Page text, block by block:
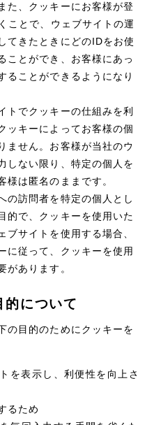
グDX支援
制作
クト／マーケティング代行
ティングまでまるっと代行
ィング
務代行、採用の仕組み作り支援
ディアサイト （39件）
ージ） （28件）
モーションサイト （12件）
ゴ・印刷物） （90件）
ス
（代行支援）
クト
ティング
ーポリシー
た、クッキーにお客様が登
ことで、ウェブサイトの運
てきたときにどのIDをお使
ことができ、お客様にあっ
ることができるようになり
トでクッキーの仕組みを利
ッキーによってお客様の個
ません。お客様が当社のウ
しない限り、特定の個人を
様は匿名のままです。
の訪問者を特定の個人とし
的で、クッキーを使用いた
ブサイトを使用する場合、
に従って、クッキーを使用
があります。
について
の目的のためにクッキーを
を表示し、利便性を向上さ
るため